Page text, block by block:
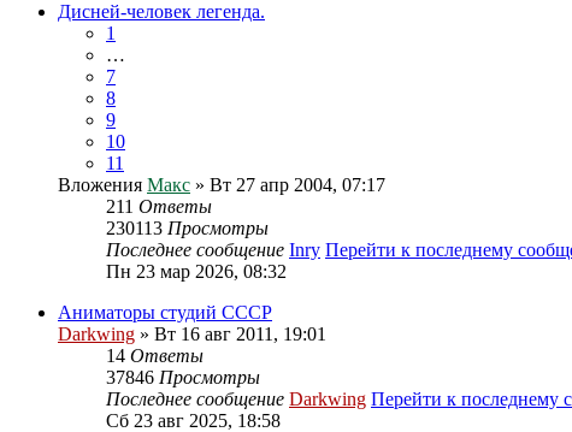
Дисней-человек легенда.
1
…
7
8
9
10
11
Вложения Макс » Вт 27 апр 2004, 07:17
211 Ответы
230113 Просмотры
Последнее сообщение Inry Перейти к последнему
Пн 23 мар 2026, 08:32
Аниматоры студий СССР
Darkwing » Вт 16 авг 2011, 19:01
14 Ответы
37846 Просмотры
Последнее сообщение Darkwing Перейти к последнему
Сб 23 авг 2025, 18:58